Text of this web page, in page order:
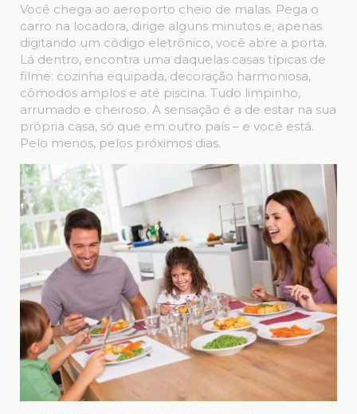
Você chega ao aeroporto cheio de malas. Pega o
carro na locadora, dirige alguns minutos e, apenas
digitando um código eletrônico, você abre a porta.
Lá dentro, encontra uma daquelas casas típicas de
filme: cozinha equipada, decoração harmoniosa,
cômodos amplos e até piscina. Tudo limpinho,
arrumado e cheiroso. A sensação é a de estar na sua
própria casa, só que em outro país – e você está.
Pelo menos, pelos próximos dias.